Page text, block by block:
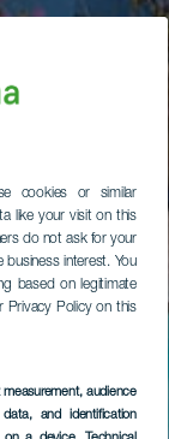
cookies or similar
like your visit on this
do not ask for your
interest. You
based on legitimate
Privacy Policy on this
measurement, audience
and identification